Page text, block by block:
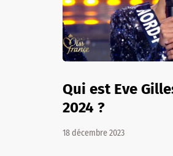
Qui est Eve
2024 ?
18 décembre 2023